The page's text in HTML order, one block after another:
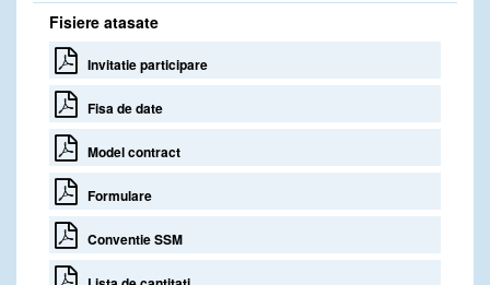
Fisiere atasate
Invitatie participare
Fisa de date
Model contract
Formulare
Conventie SSM